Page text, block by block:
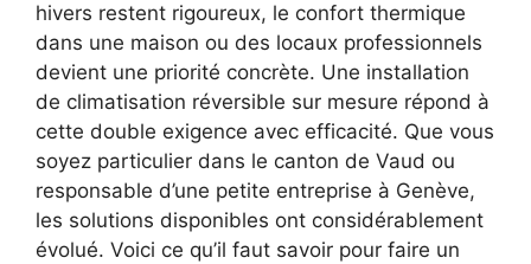
hivers restent rigoureux, le confort thermique
dans une maison ou des locaux professionnels
devient une priorité concrète. Une installation
de climatisation réversible sur mesure répond à
cette double exigence avec efficacité. Que vous
soyez particulier dans le canton de Vaud ou
responsable d’une petite entreprise à Genève,
les solutions disponibles ont considérablement
évolué. Voici ce qu’il faut savoir pour faire un